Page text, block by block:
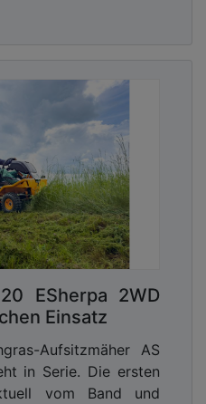
ESherpa 2WD
Einsatz
Aufsitzmäher AS
in Serie. Die ersten
vom Band und